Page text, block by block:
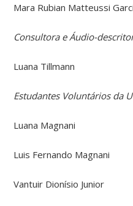
Mara Rubian Matteussi
Consultora e Áudio-
Luana Tillmann
Estudantes Voluntários da
Luana Magnani
Luis Fernando Magnani
Vantuir Dionísio Junior